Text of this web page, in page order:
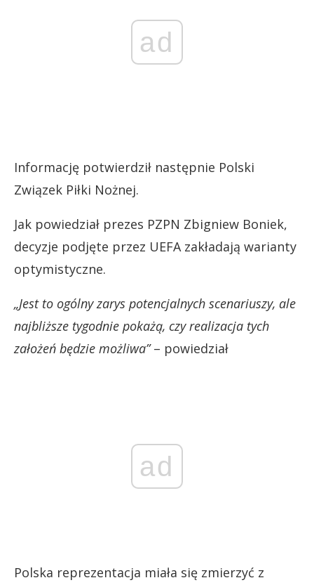
ad
Informację potwierdził następnie Polski
Związek Piłki Nożnej.
Jak powiedział prezes PZPN Zbigniew Boniek,
decyzje podjęte przez UEFA zakładają warianty
optymistyczne.
„Jest to ogólny zarys potencjalnych scenariuszy, ale
najbliższe tygodnie pokażą, czy realizacja tych
założeń będzie możliwa”– powiedział
ad
Polska reprezentacja miała się zmierzyć z